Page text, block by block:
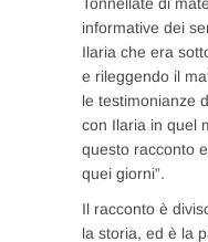
informative dei
Ilaria che era
e rileggendo il
le testimonianze
con Ilaria in quel
questo racconto
quei giorni”.
Il racconto è
la storia, ed è la